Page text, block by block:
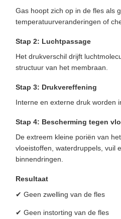
Gas hoopt zich op in de fles als
temperatuurveranderingen of
Stap 2: Luchtpassage
Het drukverschil drijft
structuur van het membraan.
Stap 3: Drukvereffening
Interne en externe druk worden
Stap 4: Bescherming tegen
De extreem kleine poriën van
vloeistoffen, waterdruppels, vuil
binnendringen.
Resultaat
✔ Geen zwelling van de fles
✔ Geen instorting van de fles